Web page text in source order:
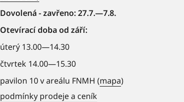
Dovolená - zavřeno: 27.7.—7.8.
Otevírací doba od září:
úterý 13.00—14.30
čtvrtek 14.00—15.30
pavilon 10 v areálu FNMH (mapa)
podmínky prodeje a ceník